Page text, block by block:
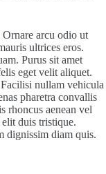
arcu odio ut
ultrices eros.
Purus sit amet
eget velit aliquet.
nullam vehicula
pharetra convallis
rhoncus aenean vel
duis tristique.
dignissim diam quis.